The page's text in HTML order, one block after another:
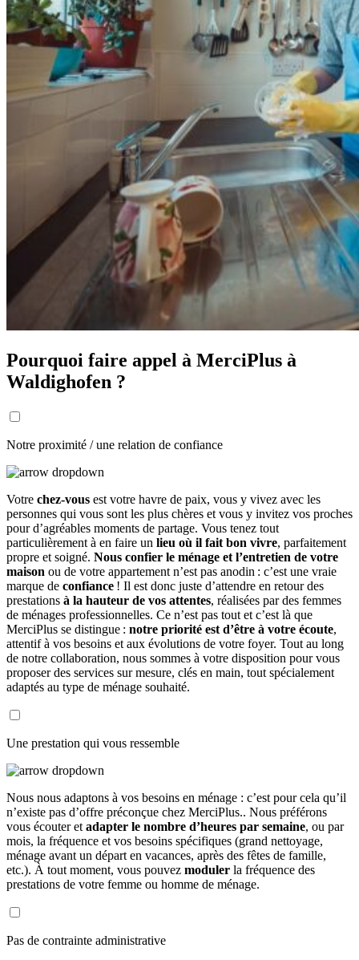
Pourquoi faire appel à MerciPlus à
Waldighofen ?
Notre proximité / une relation de confiance
Votre chez-vous est votre havre de paix, vous y vivez avec les
personnes qui vous sont les plus chères et vous y invitez vos proches
pour d’agréables moments de partage. Vous tenez tout
particulièrement à en faire un lieu où il fait bon vivre, parfaitement
propre et soigné. Nous confier le ménage et l’entretien de votre
maison ou de votre appartement n’est pas anodin : c’est une vraie
marque de confiance ! Il est donc juste d’attendre en retour des
prestations à la hauteur de vos attentes, réalisées par des femmes
de ménages professionnelles. Ce n’est pas tout et c’est là que
MerciPlus se distingue : notre priorité est d’être à votre écoute,
attentif à vos besoins et aux évolutions de votre foyer. Tout au long
de notre collaboration, nous sommes à votre disposition pour vous
proposer des services sur mesure, clés en main, tout spécialement
adaptés au type de ménage souhaité.
Une prestation qui vous ressemble
Nous nous adaptons à vos besoins en ménage : c’est pour cela qu’il
n’existe pas d’offre préconçue chez MerciPlus.. Nous préférons
vous écouter et adapter le nombre d’heures par semaine, ou par
mois, la fréquence et vos besoins spécifiques (grand nettoyage,
ménage avant un départ en vacances, après des fêtes de famille,
etc.). À tout moment, vous pouvez moduler la fréquence des
prestations de votre femme ou homme de ménage.
Pas de contrainte administrative